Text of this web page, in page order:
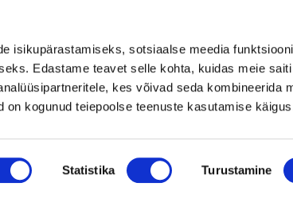
isikupärastamiseks, sotsiaalse meedia
Edastame teavet selle kohta, kuidas meie
kes võivad seda kombineerida
on kogunud teiepoolse teenuste kasutamise
Statistika Turustamine